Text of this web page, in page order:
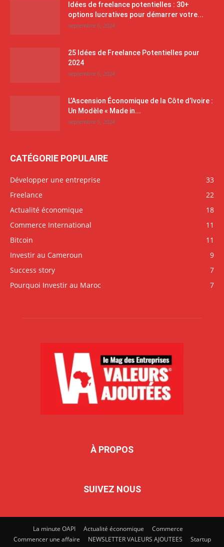
Idées de freelance potentielles : 30+
options lucratives pour démarrer votre...
septembre 6, 2024
25 Idées de Freelance Potentielles pour
2024
septembre 6, 2024
L’Ascension Économique de la Côte d’Ivoire :
Un Modèle « Made in...
septembre 5, 2024
CATÉGORIE POPULAIRE
Développer une entreprise
33
Freelance
22
Actualité économique
18
Commerce International
11
Bitcoin
11
Investir au Cameroun
9
Success story
7
Pourquoi Investir au Maroc
7
À PROPOS
SUIVEZ NOUS
La minute OAPI Actualité économique
Commerce
Commencer une affaire
NEWSLETTER VALEURS AJOUTEES Startup